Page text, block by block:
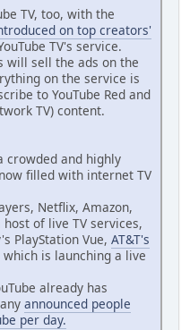
TV, too, with the
on top creators'
TV's service.
will sell the ads on the
on the service is
to YouTube Red and
TV) content.
crowded and highly
filled with internet TV
Netflix, Amazon,
of live TV services,
PlayStation Vue, AT&T's
is launching a live
already has
announced people
per day.